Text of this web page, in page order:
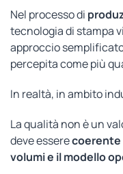
Nel processo di
tecnologia di stampa
approccio
percepita come più
In realtà, in ambito
La qualità non è un
deve esserecoerente
volumi e il modello